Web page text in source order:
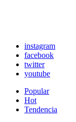
instagram
facebook
twitter
youtube
Popular
Hot
Tendencia